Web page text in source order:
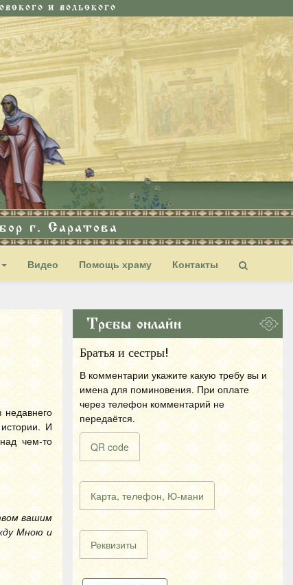
И ВОЛЬСКОГО
г. Саратова
Видео Помощь храму Контакты
И
чем-то
вашим
Мною и
Требы онлайн
Братья и сестры!
В комментарии укажите какую требу вы и
имена для поминовения. При оплате
через телефон комментарий не
передаётся.
QR code
Карта, телефон, Ю-мани
Реквизиты